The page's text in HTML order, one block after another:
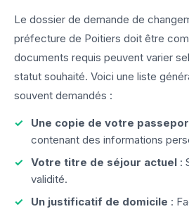
Le dossier de demande de
préfecture de Poitiers doit être
documents requis peuvent varier
statut souhaité. Voici une liste
souvent demandés :
Une copie de votre
contenant des informations
Votre titre de séjour actuel :
validité.
Un justificatif de domicile :